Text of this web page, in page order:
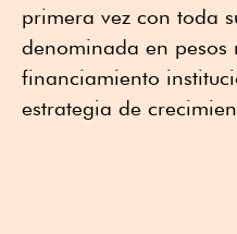
primera vez con toda
denominada en pesos
financiamiento
estrategia de